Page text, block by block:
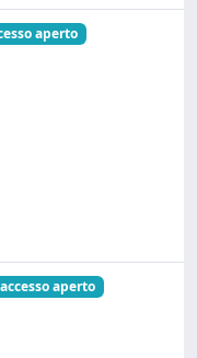
aperto
accesso aperto